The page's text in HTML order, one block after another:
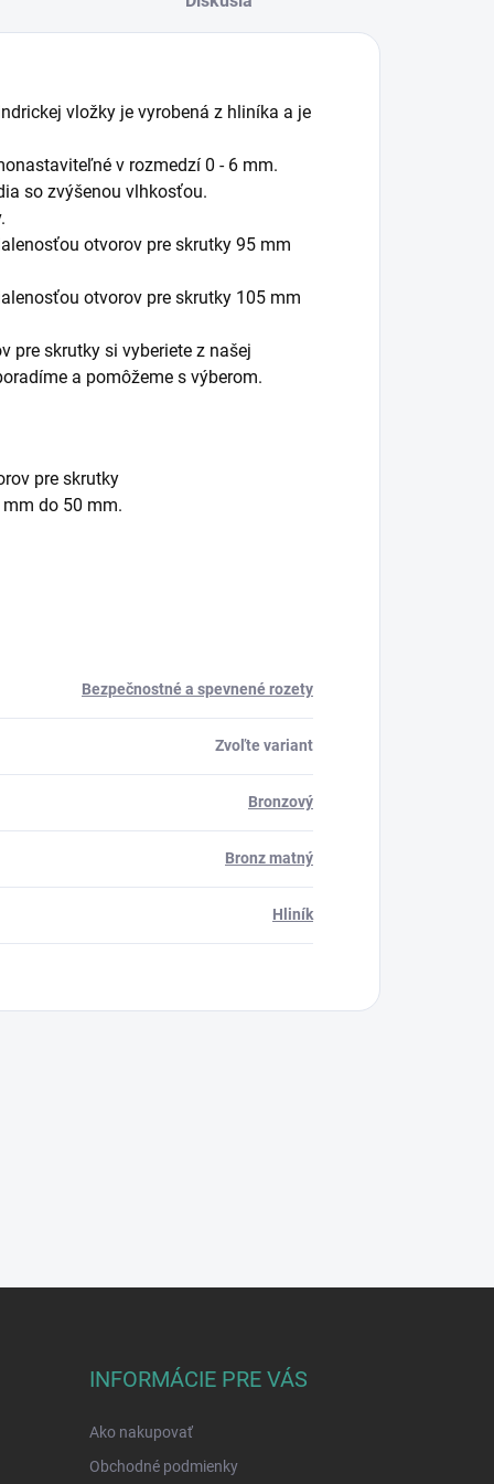
vložky je vyrobená z hliníka a je
v rozmedzí 0 - 6 mm.
so zvýšenou vlhkosťou.
otvorov pre skrutky 95 mm
otvorov pre skrutky 105 mm
pre skrutky si vyberiete z našej
a pomôžeme s výberom.
pre skrutky
do 50 mm.
Bezpečnostné a spevnené rozety
Zvoľte variant
Bronzový
Bronz matný
Hliník
INFORMÁCIE PRE VÁS
Ako nakupovať
Obchodné podmienky